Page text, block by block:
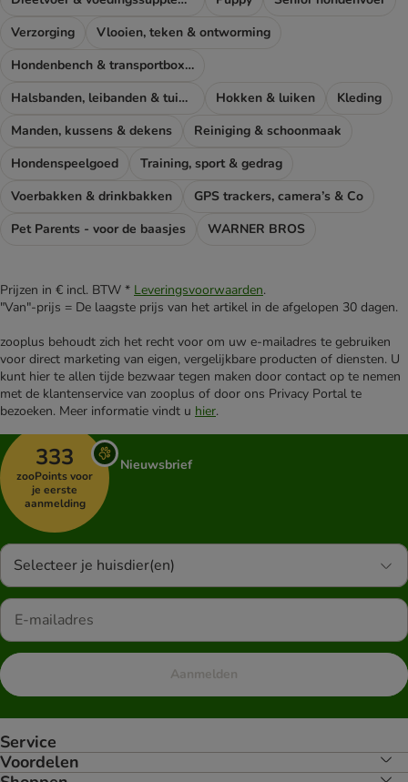
Verzorging
Vlooien, teken & ontworming
Hondenbench & transportboxen
Halsbanden, leibanden & tuigen
Hokken & luiken
Kleding
Manden, kussens & dekens
Reiniging & schoonmaak
Hondenspeelgoed
Training, sport & gedrag
Voerbakken & drinkbakken
GPS trackers, camera’s & Co
Pet Parents - voor de baasjes
WARNER BROS
Prijzen in € incl. BTW * Leveringsvoorwaarden.
"Van"-prijs = De laagste prijs van het artikel in de afgelopen 30 dagen.
zooplus behoudt zich het recht voor om uw e-mailadres te gebruiken
voor direct marketing van eigen, vergelijkbare producten of diensten. U
kunt hier te allen tijde bezwaar tegen maken door contact op te nemen
met de klantenservice van zooplus of door ons Privacy Portal te
bezoeken. Meer informatie vindt u hier.
333
zooPoints voor
je eerste
aanmelding
Nieuwsbrief
Selecteer je huisdier(en)
Aanmelden
Service
Voordelen